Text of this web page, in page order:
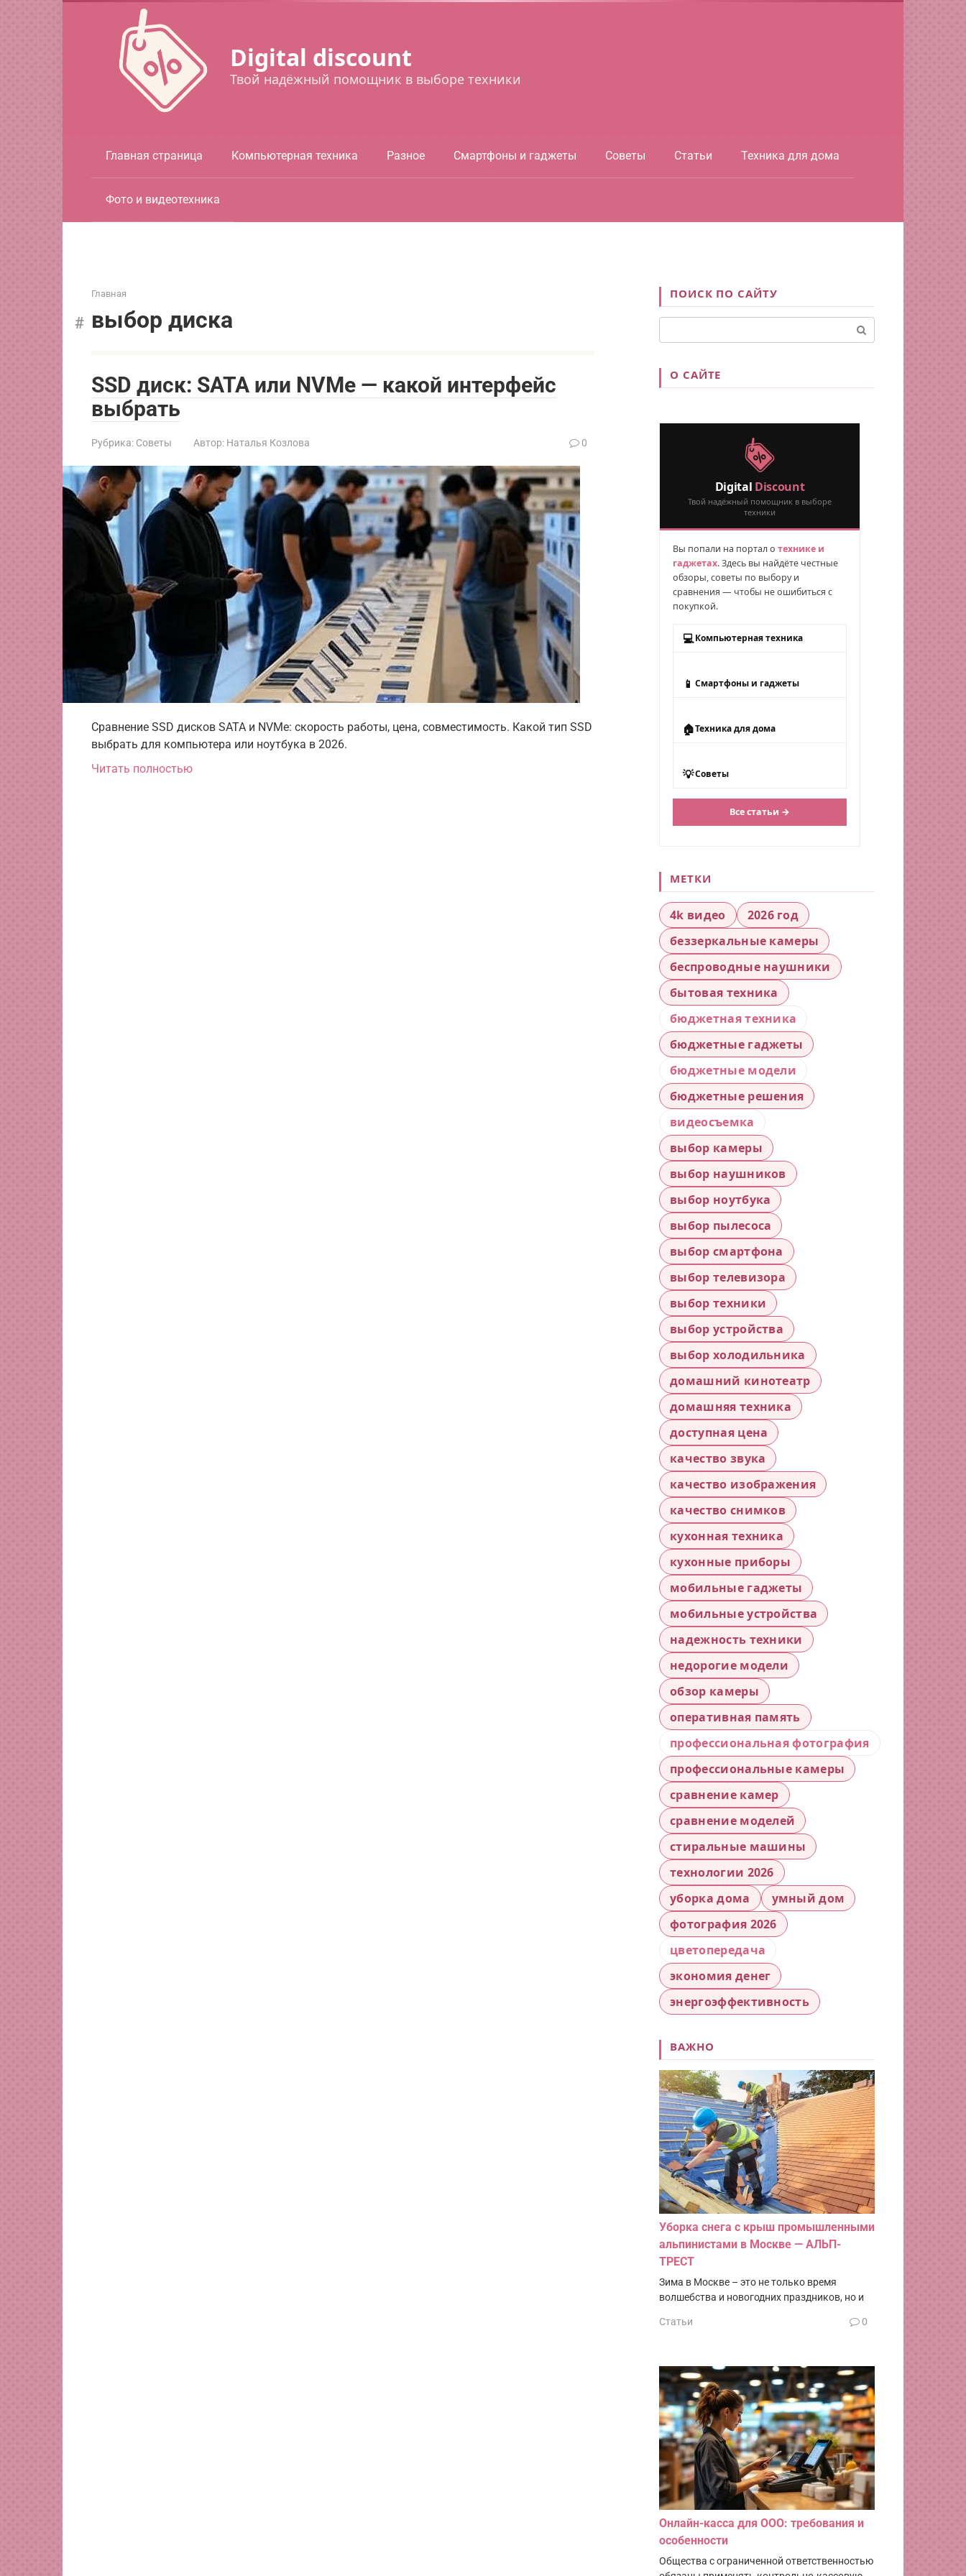
Digital discount
Твой надёжный помощник в выборе техники
Главная страница Компьютерная техника Разное Смартфоны и гаджеты Советы Статьи Техника для дома
Фото и видеотехника
Главная
выбор диска
SSD диск: SATA или NVMe — какой интерфейс
выбрать
Рубрика: Советы Автор: Наталья Козлова 0
Сравнение SSD дисков SATA и NVMe: скорость работы, цена, совместимость. Какой тип SSD
выбрать для компьютера или ноутбука в 2026.
Читать полностью
ПОИСК ПО САЙТУ
О САЙТЕ
Digital Discount
Твой надёжный помощник в выборе
техники
Вы попали на портал о технике и
гаджетах. Здесь вы найдёте честные
обзоры, советы по выбору и
сравнения — чтобы не ошибиться с
покупкой.
💻 Компьютерная техника
📱 Смартфоны и гаджеты
🏠Техника для дома
💡Советы
Все статьи →
МЕТКИ
4k видео
2026 год
беззеркальные камеры
беспроводные наушники
бытовая техника
бюджетная техника
бюджетные гаджеты
бюджетные модели
бюджетные решения
видеосъемка
выбор камеры
выбор наушников
выбор ноутбука
выбор пылесоса
выбор смартфона
выбор телевизора
выбор техники
выбор устройства
выбор холодильника
домашний кинотеатр
домашняя техника
доступная цена
качество звука
качество изображения
качество снимков
кухонная техника
кухонные приборы
мобильные гаджеты
мобильные устройства
надежность техники
недорогие модели
обзор камеры
оперативная память
профессиональная фотография
профессиональные камеры
сравнение камер
сравнение моделей
стиральные машины
технологии 2026
уборка дома
умный дом
фотография 2026
цветопередача
экономия денег
энергоэффективность
ВАЖНО
Уборка снега с крыш промышленными
альпинистами в Москве — АЛЬП-
ТРЕСТ
Зима в Москве – это не только время
волшебства и новогодних праздников, но и
Статьи 0
Онлайн-касса для ООО: требования и
особенности
Общества с ограниченной ответственностью